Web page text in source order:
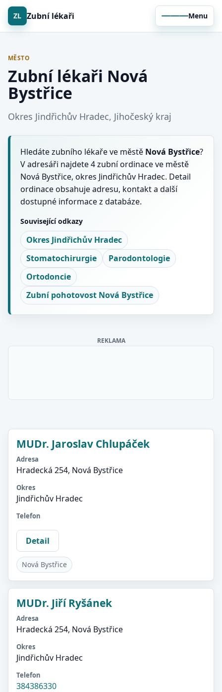
ZL Zubní lékaři Menu
MĚSTO
Zubní lékaři Nová
Bystřice
Okres Jindřichův Hradec, Jihočeský kraj
Hledáte zubního lékaře ve městě Nová Bystřice?
V adresáři najdete 4 zubní ordinace ve městě
Nová Bystřice, okres Jindřichův Hradec. Detail
ordinace obsahuje adresu, kontakt a další
dostupné informace z databáze.
Související odkazy
Okres Jindřichův Hradec
Stomatochirurgie
Parodontologie
Ortodoncie
Zubní pohotovost Nová Bystřice
REKLAMA
MUDr. Jaroslav Chlupáček
Adresa
Hradecká 254, Nová Bystřice
Okres
Jindřichův Hradec
Telefon
Detail
Nová Bystřice
MUDr. Jiří Ryšánek
Adresa
Hradecká 254, Nová Bystřice
Okres
Jindřichův Hradec
Telefon
384386330